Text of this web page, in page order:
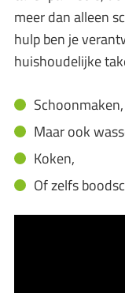
meer dan alleen
hulp ben je
huishoudelijke
Schoonmaken,
Maar ook
Koken,
Of zelfs